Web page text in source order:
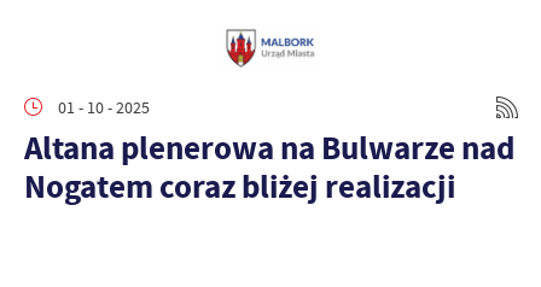
01 - 10 - 2025
Altana plenerowa na Bulwarze nad
Nogatem coraz bliżej realizacji